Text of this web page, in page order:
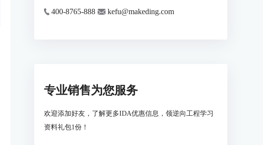
400-8765-888 kefu@makeding.com
专业销售为您服务
欢迎添加好友，了解更多IDA优惠信息，领逆向工程学习
资料礼包1份！